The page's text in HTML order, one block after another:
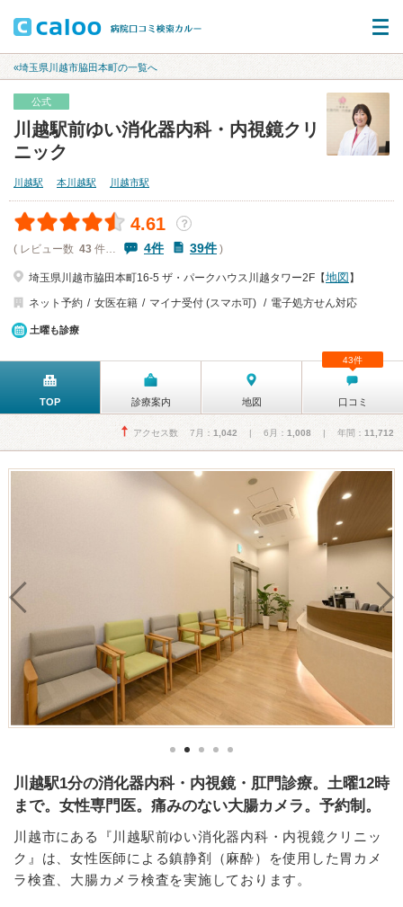
«埼玉県川越市脇田本町の一覧へ
公式
川越駅前ゆい消化器内科・内視鏡クリ
ニック
川越駅 本川越駅 川越市駅
4.61
？
( レビュー数 43 件… 4件 39件)
埼玉県川越市脇田本町16-5 ザ・パークハウス川越タワー2F【地図 】
ネット予約
女医在籍 マイナ受付 (スマホ可) 電子処方せん対応
土曜も診療
TOP 診療案内 地図 口コミ
43件
アクセス数 7月： 1,042 | 6月： 1,008 | 年間： 11,712
川越駅1分の消化器内科・内視鏡・肛門診療。土曜12時
まで。女性専門医。痛みのない大腸カメラ。予約制。
川越市にある『川越駅前ゆい消化器内科・内視鏡クリニッ
ク』は、女性医師による鎮静剤（麻酔）を使用した胃カメ
ラ検査、大腸カメラ検査を実施しております。